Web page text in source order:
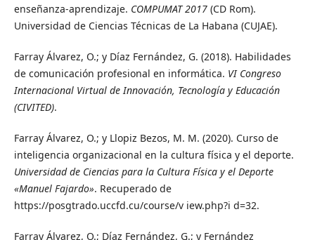
enseñanza-aprendizaje. COMPUMAT 2017(CD Rom).
Universidad de Ciencias Técnicas de La Habana (CUJAE).
Farray Álvarez, O.; y Díaz Fernández, G. (2018). Habilidades
de comunicación profesional en informática. VI Congreso
Internacional Virtual de Innovación, Tecnología y Educación
(CIVITED).
Farray Álvarez, O.; y Llopiz Bezos, M. M. (2020). Curso de
inteligencia organizacional en la cultura física y el deporte.
Universidad de Ciencias para la Cultura Física y el Deporte
«Manuel Fajardo». Recuperado de
https://posgtrado.uccfd.cu/course/v iew.php?i d=32.
Farray Álvarez, O.; Díaz Fernández, G.; y Fernández